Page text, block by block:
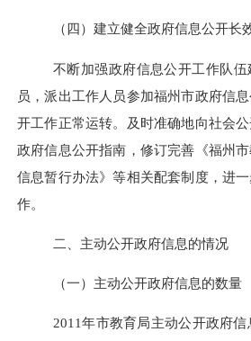
（四）建立健全政府信息公开长
不断加强政府信息公开工作队
员，派出工作人员参加福州市政府信
开工作正常运转。及时准确地向社会
政府信息公开指南，修订完善《福州
信息暂行办法》等相关配套制度，进
作。
二、主动公开政府信息的情况
（一）主动公开政府信息的数量
2011年市教育局主动公开政府信